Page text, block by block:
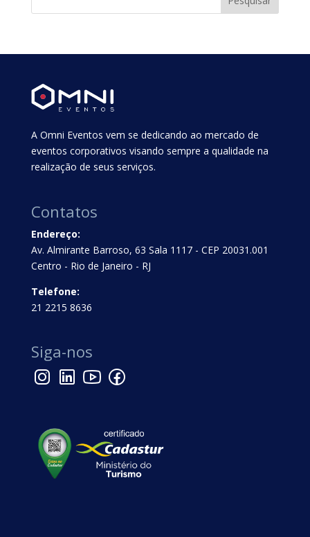
A Omni Eventos vem se dedicando ao mercado de
eventos corporativos visando sempre a qualidade na
realização de seus serviços.
Contatos
Endereço:
Av. Almirante Barroso, 63 Sala 1117 - CEP 20031.001
Centro - Rio de Janeiro - RJ
Telefone:
21 2215 8636
Siga-nos